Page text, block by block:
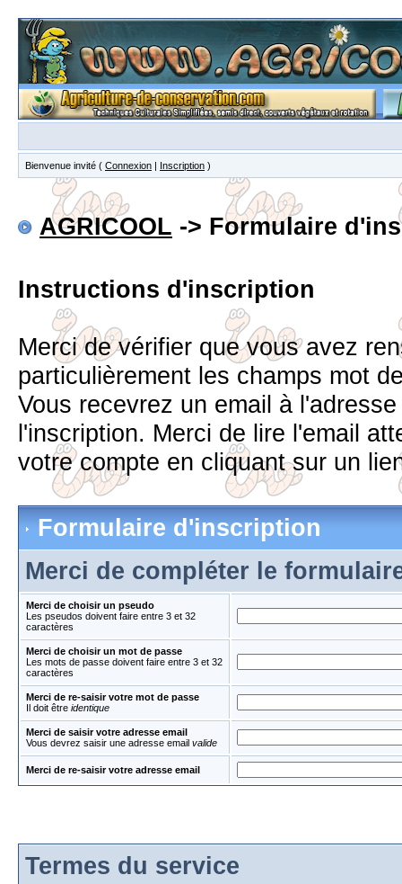
Bienvenue invité ( Connexion | Inscription )
AGRICOOL -> Formulaire
Instructions d'inscription
Merci de vérifier que vous avez
particulièrement les champs mot
Vous recevrez un email à
l'inscription. Merci de lire l'email
votre compte en cliquant sur un
Formulaire d'inscription
Merci de compléter le
Merci de choisir un pseudo
Les pseudos doivent faire entre 3 et 32
caractères
Merci de choisir un mot de passe
Les mots de passe doivent faire entre 3 et 32
caractères
Merci de re-saisir votre mot de passe
Il doit être identique
Merci de saisir votre adresse email
Vous devrez saisir une adresse email valide
Merci de re-saisir votre adresse email
Termes du service